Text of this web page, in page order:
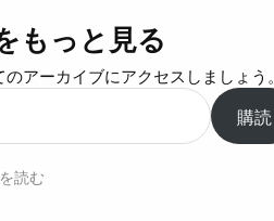
チョコパイの箱
ト,ロッテ
もっと見る
アーカイブにアクセスしましょう。
購読
読む